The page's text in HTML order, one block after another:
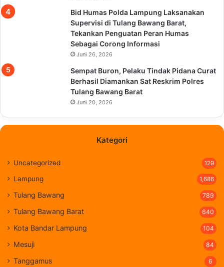
Bid Humas Polda Lampung Laksanakan
Supervisi di Tulang Bawang Barat,
Tekankan Penguatan Peran Humas
Sebagai Corong Informasi
Juni 26, 2026
Sempat Buron, Pelaku Tindak Pidana Curat
Berhasil Diamankan Sat Reskrim Polres
Tulang Bawang Barat
Juni 20, 2026
Kategori
Uncategorized 129
Lampung 1,686
Tulang Bawang 789
Tulang Bawang Barat 640
Kota Bandar Lampung 104
Mesuji 84
Tanggamus 6